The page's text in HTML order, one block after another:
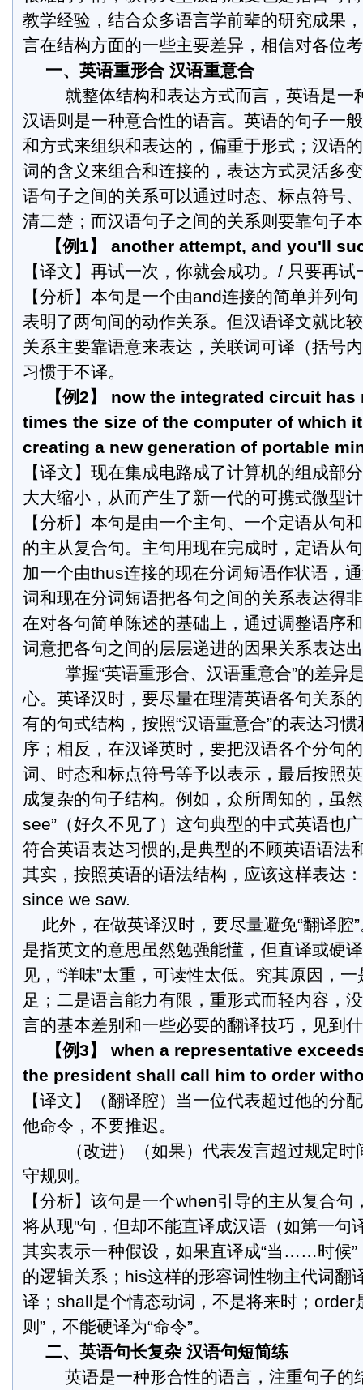
教学经验，结合众多语言学前辈的研究成果
言在结构方面的一些主要差异，相信对各位
一、英语重形合 汉语重意合
就整体结构和表达方式而言，英语是一
汉语则是一种意合性的语言。英语的句子一
和方式来组织和表达的，偏重于形式；汉语
词的含义来组合和连接的，表达方式灵活多
语句子之间的关系可以通过时态、标点符号
清二楚；而汉语句子之间的关系则要靠句子
【例1】 another attempt, and you'll
【译文】再试一次，你就会成功。/ 只要再
【分析】本句是一个由and连接的简单并列
表明了两句间的动作关系。但汉语译文就比
关系主要靠语意来表达，关联词可译（括号
习惯于不译。
【例2】 now the integrated circuit
times the size of the computer of which
creating a new generation of portable
【译文】现在集成电路成了计算机的组成部
大大缩小，从而产生了新一代的可携式微型
【分析】本句是由一个主句、一个定语从句
的主从复合句。主句用现在完成时，定语从
加一个由thus连接的现在分词短语作状语，
词和现在分词短语把各句之间的关系表达得
在对各句简单陈述的基础上，通过调整语序和
词意把各句之间的层层递进的因果关系表达
掌握“英语重形合、汉语重意合”的差异
心。英译汉时，要尽量在理清英语各句关系
有的句式结构，按照“汉语重意合”的表达习
序；相反，在汉译英时，要把汉语各个分句
词、时态和标点符号等予以表示，最后按照
成复杂的句子结构。例如，众所周知的，虽
see”（好久不见了）这句典型的中式英语也
符合英语表达习惯的,是典型的不顾英语语法
其实，按照英语的语法结构，应该这样表达
since we saw.
此外，在做英译汉时，要尽量避免“翻译腔”
是指英文的意思虽然勉强能懂，但直译或硬
见，“洋味”太重，可读性太低。究其原因，
足；二是语言能力有限，重形式而轻内容，
言的基本差别和一些必要的翻译技巧，见到
【例3】 when a representative
the president shall call him to order
【译文】（翻译腔）当一位代表超过他的分
他命令，不要推迟。
（改进）（如果）代表发言超过规定时
守规则。
【分析】该句是一个when引导的主从复合句
将从现"句，但却不能直译成汉语（如第一句
其实表示一种假设，如果直译成“当……时候”
的逻辑关系；his这样的形容词性物主代词翻
译；shall是个情态动词，不是将来时；order
则”，不能硬译为“命令”。
二、英语句长复杂 汉语句短简练
英语是一种形合性的语言，注重句子的